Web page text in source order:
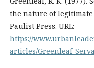
the nature of legitimate
Paulist Press. URL:
https://
articles/Greenleaf-